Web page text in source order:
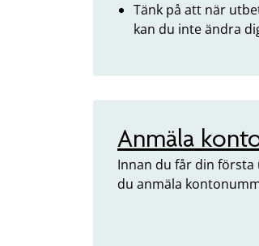
Tänk på att när
kan du inte ändra
Anmäla
Innan du får din
du anmäla